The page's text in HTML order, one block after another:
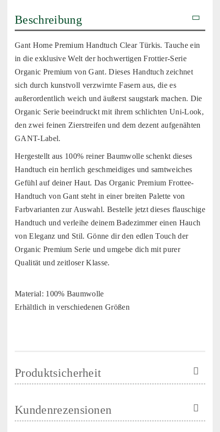
Beschreibung
Gant Home Premium Handtuch Clear Türkis. Tauche ein
in die exklusive Welt der hochwertigen Frottier-Serie
Organic Premium von Gant. Dieses Handtuch zeichnet
sich durch kunstvoll verzwirnte Fasern aus, die es
außerordentlich weich und äußerst saugstark machen. Die
Organic Serie beeindruckt mit ihrem schlichten Uni-Look,
den zwei feinen Zierstreifen und dem dezent aufgenähten
GANT-Label.
Hergestellt aus 100% reiner Baumwolle schenkt dieses
Handtuch ein herrlich geschmeidiges und samtweiches
Gefühl auf deiner Haut. Das Organic Premium Frottee-
Handtuch von Gant steht in einer breiten Palette von
Farbvarianten zur Auswahl. Bestelle jetzt dieses flauschige
Handtuch und verleihe deinem Badezimmer einen Hauch
von Eleganz und Stil. Gönne dir den edlen Touch der
Organic Premium Serie und umgebe dich mit purer
Qualität und zeitloser Klasse.
Material: 100% Baumwolle
Erhältlich in verschiedenen Größen
Produktsicherheit
Kundenrezensionen